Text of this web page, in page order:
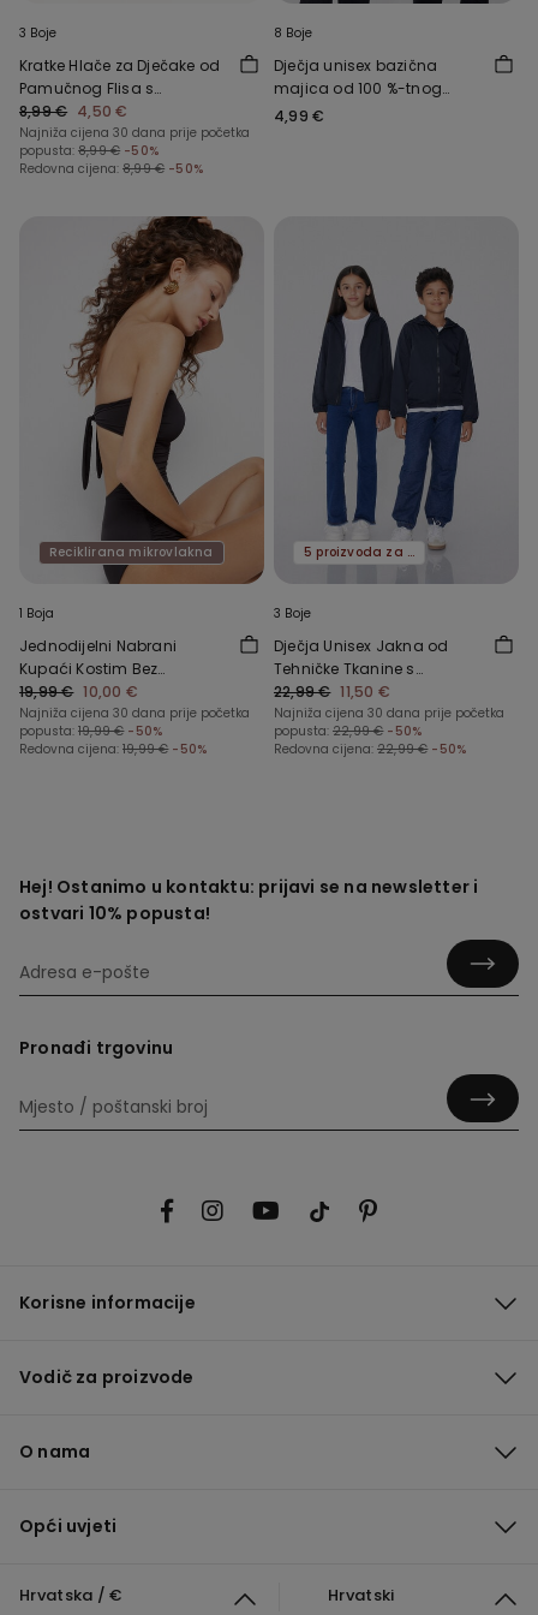
3 Boje
Kratke Hlače za Dječake od
Pamučnog Flisa s
Džepovima
8,99 € 4,50 €
Najniža cijena 30 dana prije početka
popusta: 8,99 € -50%
Redovna cijena: 8,99 € -50%
8 Boje
Dječja unisex bazična
majica od 100 %-tnog
pamuka s okruglim
4,99 €
Reciklirana mikrovlakna
1 Boja
Jednodijelni Nabrani
Kupaći Kostim Bez
Naramenica od
Recikliranih Mikrovlakana
19,99 € 10,00 €
Najniža cijena 30 dana prije početka
popusta: 19,99 € -50%
Redovna cijena: 19,99 € -50%
5 proizvoda za -70%
3 Boje
Dječja Unisex Jakna od
Tehničke Tkanine s
Patentnim Zatvaračem i
Kapuljačom
22,99 € 11,50 €
Najniža cijena 30 dana prije početka
popusta: 22,99 € -50%
Redovna cijena: 22,99 € -50%
Hej! Ostanimo u kontaktu: prijavi se na newsletter i
ostvari 10% popusta!
Pronađi trgovinu
Korisne informacije
Vodič za proizvode
O nama
Opći uvjeti
Hrvatska / € Hrvatski